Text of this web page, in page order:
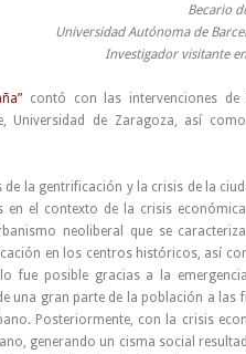
Becario
Universidad Autónoma de
Investigador visitante
contó con las intervenciones de
Universidad de Zaragoza, así
la gentrificación y la crisis de la
el contexto de la crisis
neoliberal que se
en los centros históricos, así
fue posible gracias a la
una gran parte de la población a las
Posteriormente, con la crisis
generando un cisma social